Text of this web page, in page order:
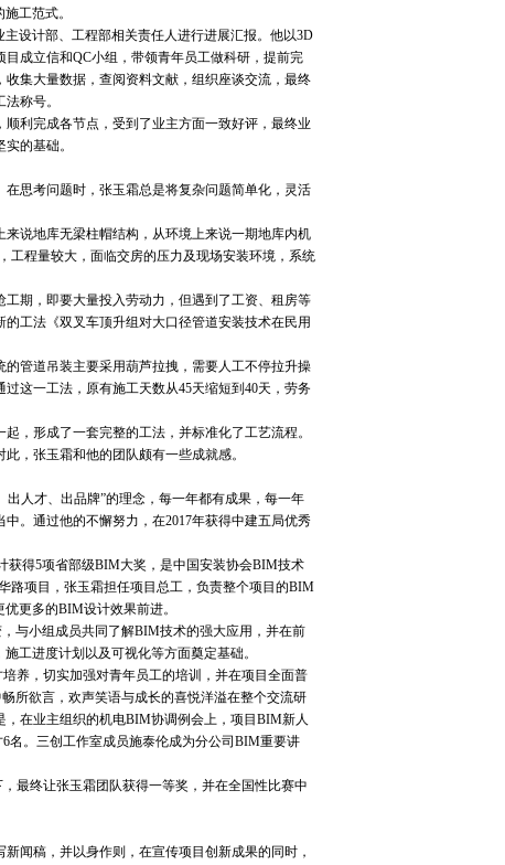
工范式。
设计部、工程部相关责任人进行进展汇报。他以3D
成立信和QC小组，带领青年员工做科研，提前完
集大量数据，查阅资料文献，组织座谈交流，最终
称号。
利完成各节点，受到了业主方面一致好评，最终业
的基础。
思考问题时，张玉霜总是将复杂问题简单化，灵活
说地库无梁柱帽结构，从环境上来说一期地库内机
工程量较大，面临交房的压力及现场安装环境，系统
期，即要大量投入劳动力，但遇到了工资、租房等
工法《双叉车顶升组对大口径管道安装技术在民用
管道吊装主要采用葫芦拉拽，需要人工不停拉升操
这一工法，原有施工天数从45天缩短到40天，劳务
形成了一套完整的工法，并标准化了工艺流程。
，张玉霜和他的团队颇有一些成就感。
人才、出品牌”的理念，每一年都有成果，每一年
。通过他的不懈努力，在2017年获得中建五局优秀
得5项省部级BIM大奖，是中国安装协会BIM技术
路项目，张玉霜担任项目总工，负责整个项目的BIM
更多的BIM设计效果前进。
与小组成员共同了解BIM技术的强大应用，并在前
工进度计划以及可视化等方面奠定基础。
养，切实加强对青年员工的培训，并在项目全面普
所欲言，欢声笑语与成长的喜悦洋溢在整个交流研
在业主组织的机电BIM协调例会上，项目BIM新人
名。三创工作室成员施泰伦成为分公司BIM重要讲
终让张玉霜团队获得一等奖，并在全国性比赛中
闻稿，并以身作则，在宣传项目创新成果的同时，